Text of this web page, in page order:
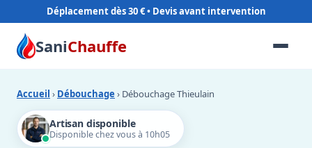
Déplacement dès 30 €
SaniChauffe
Accueil › Débouchage › Débouchage Thieulain
Artisan disponible
Disponible chez vous à 10h05